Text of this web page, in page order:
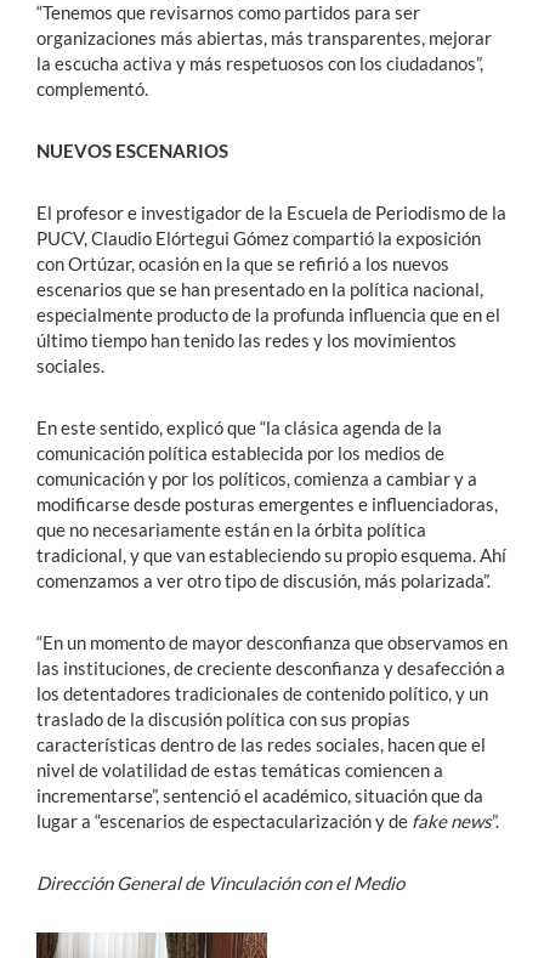
“Tenemos que revisarnos como partidos para ser
organizaciones más abiertas, más transparentes, mejorar
la escucha activa y más respetuosos con los ciudadanos”,
complementó.
NUEVOS ESCENARIOS
El profesor e investigador de la Escuela de Periodismo de la
PUCV, Claudio Elórtegui Gómez compartió la exposición
con Ortúzar, ocasión en la que se refirió a los nuevos
escenarios que se han presentado en la política nacional,
especialmente producto de la profunda influencia que en el
último tiempo han tenido las redes y los movimientos
sociales.
En este sentido, explicó que “la clásica agenda de la
comunicación política establecida por los medios de
comunicación y por los políticos, comienza a cambiar y a
modificarse desde posturas emergentes e influenciadoras,
que no necesariamente están en la órbita política
tradicional, y que van estableciendo su propio esquema. Ahí
comenzamos a ver otro tipo de discusión, más polarizada”.
“En un momento de mayor desconfianza que observamos en
las instituciones, de creciente desconfianza y desafección a
los detentadores tradicionales de contenido político, y un
traslado de la discusión política con sus propias
características dentro de las redes sociales, hacen que el
nivel de volatilidad de estas temáticas comiencen a
incrementarse”, sentenció el académico, situación que da
lugar a “escenarios de espectacularización y de fake news”.
Dirección General de Vinculación con el Medio